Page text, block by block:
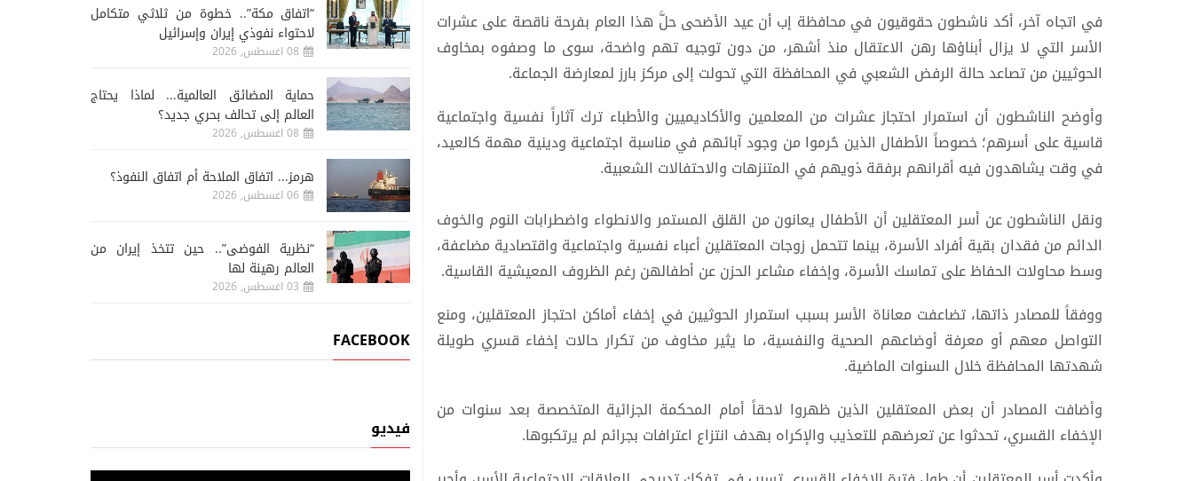
في اتجاه آخر، أكد ناشطون حقوقيون في محافظة إب أن عيد الأضحى حلَّ هذا العام بفرحة ناقصة على عشرات
الأسر التي لا يزال أبناؤها رهن الاعتقال منذ أشهر، من دون توجيه تهم واضحة، سوى ما وصفوه بمخاوف
الحوثيين من تصاعد حالة الرفض الشعبي في المحافظة التي تحولت إلى مركز بارز لمعارضة الجماعة.
وأوضح الناشطون أن استمرار احتجاز عشرات من المعلمين والأكاديميين والأطباء ترك آثاراً نفسية واجتماعية
قاسية على أسرهم؛ خصوصاً الأطفال الذين حُرموا من وجود آبائهم في مناسبة اجتماعية ودينية مهمة كالعيد،
في وقت يشاهدون فيه أقرانهم برفقة ذويهم في المتنزهات والاحتفالات الشعبية.
ونقل الناشطون عن أسر المعتقلين أن الأطفال يعانون من القلق المستمر والانطواء واضطرابات النوم والخوف
الدائم من فقدان بقية أفراد الأسرة، بينما تتحمل زوجات المعتقلين أعباء نفسية واجتماعية واقتصادية مضاعفة،
وسط محاولات الحفاظ على تماسك الأسرة، وإخفاء مشاعر الحزن عن أطفالهن رغم الظروف المعيشية القاسية.
ووفقاً للمصادر ذاتها، تضاعفت معاناة الأسر بسبب استمرار الحوثيين في إخفاء أماكن احتجاز المعتقلين، ومنع
التواصل معهم أو معرفة أوضاعهم الصحية والنفسية، ما يثير مخاوف من تكرار حالات إخفاء قسري طويلة
شهدتها المحافظة خلال السنوات الماضية.
وأضافت المصادر أن بعض المعتقلين الذين ظهروا لاحقاً أمام المحكمة الجزائية المتخصصة بعد سنوات من
الإخفاء القسري، تحدثوا عن تعرضهم للتعذيب والإكراه بهدف انتزاع اعترافات بجرائم لم يرتكبوها.
“اتفاق مكة”.. خطوة من ثلاثي متكامل
لاحتواء نفوذي إيران وإسرائيل
08 اغسطس, 2026
حماية المضائق العالمية... لماذا يحتاج
العالم إلى تحالف بحري جديد؟
08 اغسطس, 2026
هرمز... اتفاق الملاحة أم اتفاق النفوذ؟
06 اغسطس, 2026
“نظرية الفوضى”.. حين تتخذ إيران من
العالم رهينة لها
03 اغسطس, 2026
FACEBOOK
فيديو